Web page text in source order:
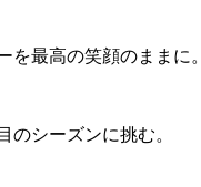
を最高の笑顔のままに。
のシーズンに挑む。